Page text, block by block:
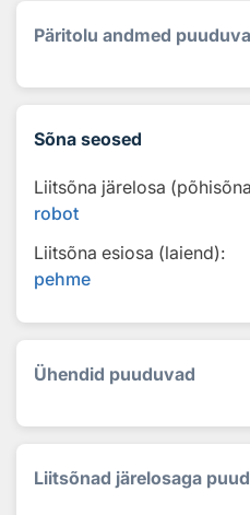
Päritolu andmed
Sõna seosed
Liitsõna järelosa
robot
Liitsõna esiosa (laiend):
pehme
Ühendid puuduvad
Liitsõnad järelosaga